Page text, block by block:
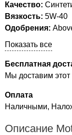
Качество:
Вязкость: 5W-40
Одобрения:
Показать все
Бесплатная
Мы доставим
Оплата
Наличными,
Описание